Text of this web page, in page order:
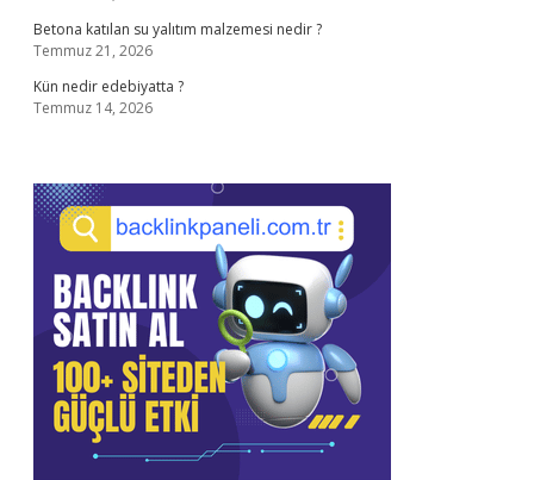
Betona katılan su yalıtım malzemesi nedir ?
Temmuz 21, 2026
Kün nedir edebiyatta ?
Temmuz 14, 2026